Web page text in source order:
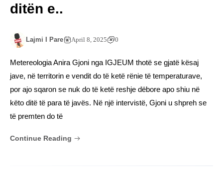
ditën e..
Lajmi I Pare April 8, 2025 0
Metereologia Anira Gjoni nga IGJEUM thotë se gjatë kësaj
jave, në territorin e vendit do të ketë rënie të temperaturave,
por ajo sqaron se nuk do të ketë reshje dëbore apo shiu në
këto ditë të para të javës. Në një intervistë, Gjoni u shpreh se
të premten do të
Continue Reading